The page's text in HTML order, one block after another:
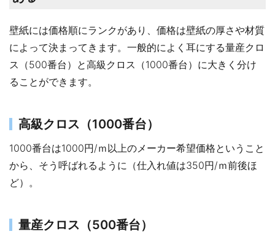
壁紙には価格順にランクがあり、価格は壁紙の厚さや材質
によって決まってきます。一般的によく耳にする量産クロ
ス（500番台）​と高級クロス（1000番台）に大きく分け
ることができます。
高級クロス（1000番台）
1000番台は1000円/ｍ以上のメーカー希望価格ということ
から、そう呼ばれるように（仕入れ値は350円/ｍ前後ほ
ど）。
量産クロス（500番台）